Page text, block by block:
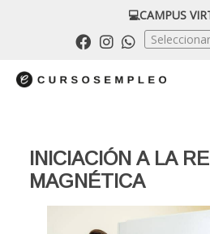
💻CAMPUS
INICIACIÓN A LA
MAGNÉTICA